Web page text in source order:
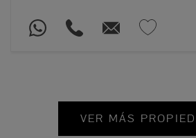
VER MÁS